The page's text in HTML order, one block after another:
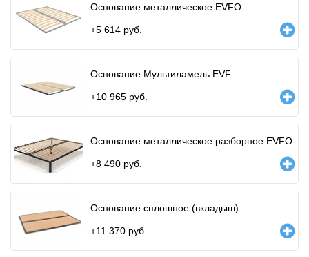
Основание металлическое EVFO
+5 614 руб.
Основание Мультиламель EVF
+10 965 руб.
Основание металлическое разборное EVFO
+8 490 руб.
Основание сплошное (вкладыш)
+11 370 руб.